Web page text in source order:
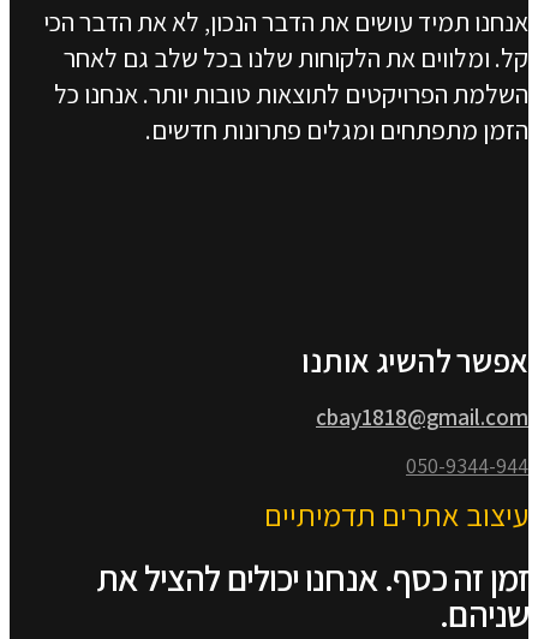
אנחנו תמיד עושים את הדבר הנכון, לא את הדבר הכי
קל. ומלווים את הלקוחות שלנו בכל שלב גם לאחר
השלמת הפרויקטים לתוצאות טובות יותר. אנחנו כל
הזמן מתפתחים ומגלים פתרונות חדשים.
אפשר להשיג אותנו
cbay1818@gmail.com
050-9344-944
עיצוב אתרים תדמיתיים
זמן זה כסף. אנחנו יכולים להציל את
שניהם.